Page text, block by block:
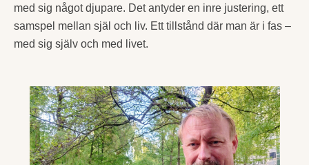
med sig något djupare. Det antyder en inre justering, ett
samspel mellan själ och liv. Ett tillstånd där man är i fas –
med sig själv och med livet.